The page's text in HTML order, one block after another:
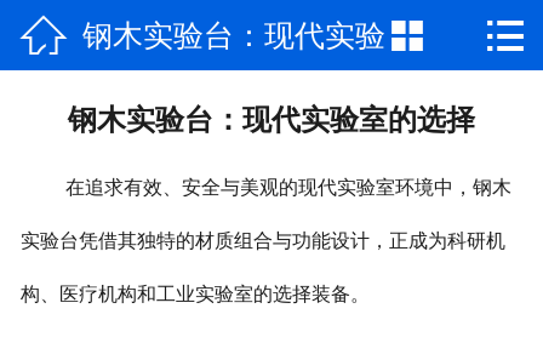
 网站首页
 钢木实验台：现代实验
室的选择
 
钢木实验台：现代实验室的选择
在追求有效、安全与美观的现代实验室环境中，钢木
实验台凭借其独特的材质组合与功能设计，正成为科研机
构、医疗机构和工业实验室的选择装备。